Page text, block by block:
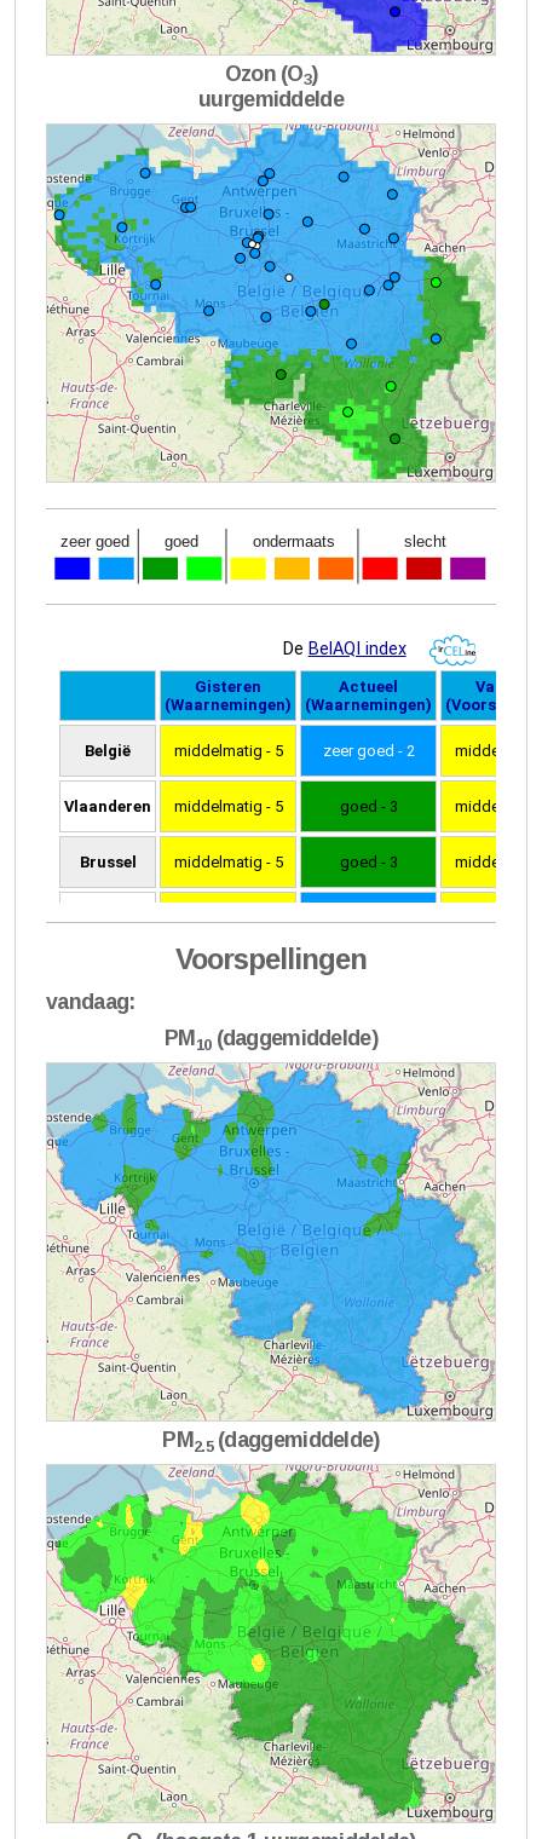
Ozon (O3)
uurgemiddelde
Voorspellingen
vandaag:
PM 10(daggemiddelde)
PM2.5(daggemiddelde)